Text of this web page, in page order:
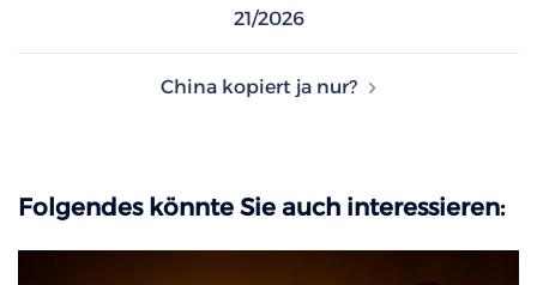
21/2026
China kopiert ja nur?
Folgendes könnte Sie auch interessieren: